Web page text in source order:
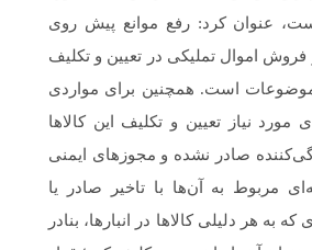
عنوان کرد: رفع موانع پیش روی
اموال تملیکی در تعیین و تکلیف
موضوعات است. همچنین برای مواردی
مورد نیاز تعیین و تکلیف این کالاها
صادر نشده و مجوزهای ایمنی
مربوط به آن‌ها با تاخیر صادر یا
به هر دلیلی کالاها در انبارها، بنادر